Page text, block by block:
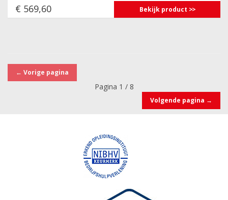
€ 569,60 Bekijk product
← Vorige pagina
Pagina 1 / 8
Volgende pagina →